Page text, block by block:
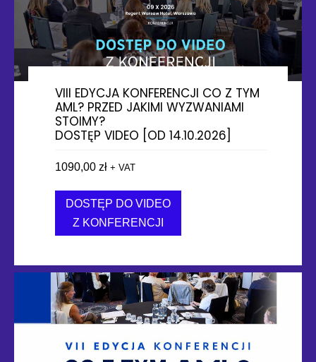
VIII EDYCJA KONFERENCJI CO Z TYM
AML? PRZED JAKIMI WYZWANIAMI
STOIMY?
DOSTĘP VIDEO [OD 14.10.2026]
1090,00zł + VAT
DOSTĘP DO VIDEO
Z KONFERENCJI